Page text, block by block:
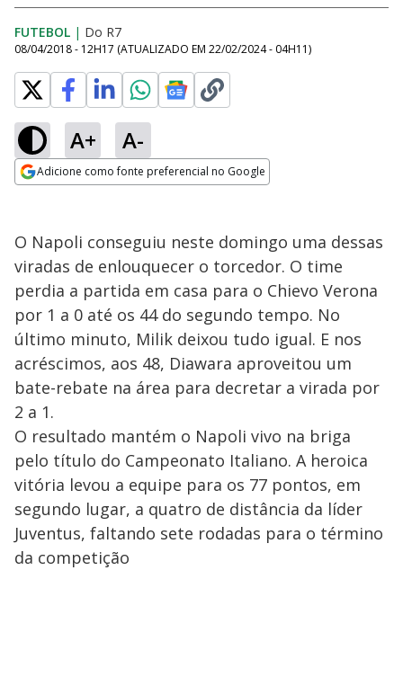
FUTEBOL | Do R7
08/04/2018 - 12H17 (ATUALIZADO EM 22/02/2024 - 04H11)
A+ A-
Adicione como fonte preferencial no Google
O Napoli conseguiu neste domingo uma dessas
viradas de enlouquecer o torcedor. O time
perdia a partida em casa para o Chievo Verona
por 1 a 0 até os 44 do segundo tempo. No
último minuto, Milik deixou tudo igual. E nos
acréscimos, aos 48, Diawara aproveitou um
bate-rebate na área para decretar a virada por
2 a 1.
O resultado mantém o Napoli vivo na briga
pelo título do Campeonato Italiano. A heroica
vitória levou a equipe para os 77 pontos, em
segundo lugar, a quatro de distância da líder
Juventus, faltando sete rodadas para o término
da competição